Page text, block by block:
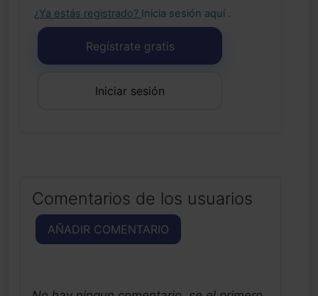
¿Ya estás registrado? Inicia sesión aquí .
Regístrate gratis
Iniciar sesión
Comentarios de los usuarios
AÑADIR COMENTARIO